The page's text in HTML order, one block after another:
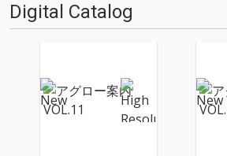
Digital Catalog